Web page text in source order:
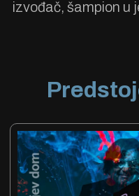
izvođač, šampion u